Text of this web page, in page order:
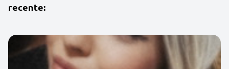
recente: